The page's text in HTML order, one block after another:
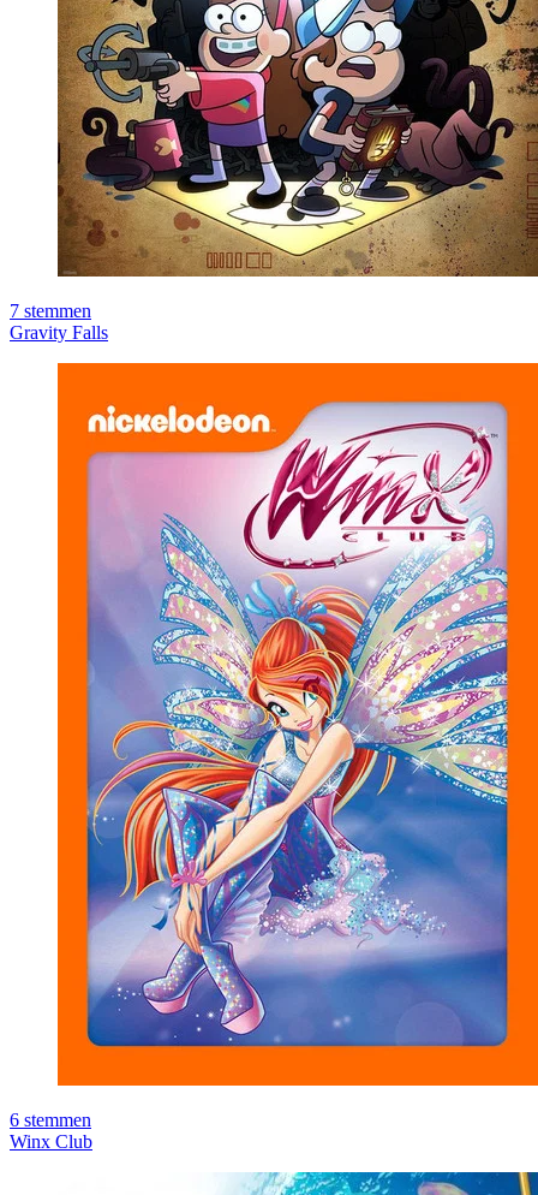
7 stemmen
Gravity Falls
6 stemmen
Winx Club